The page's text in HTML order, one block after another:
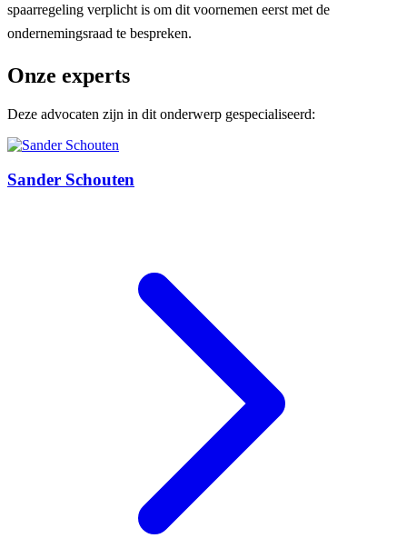
spaarregeling verplicht is om dit voornemen eerst met de
ondernemingsraad te bespreken.
Onze experts
Deze advocaten zijn in dit onderwerp gespecialiseerd:
Sander Schouten